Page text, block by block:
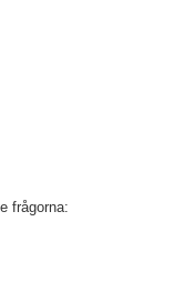
frågorna: